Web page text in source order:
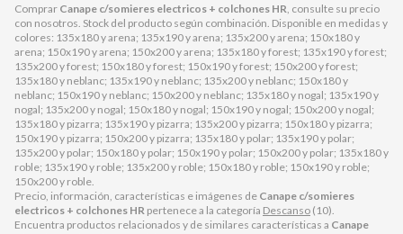
Comprar Canape c/somieres electricos + colchones HR , consulte su precio
con nosotros. Stock del producto según combinación. Disponible en medidas y
colores: 135x180 y arena; 135x190 y arena; 135x200 y arena; 150x180 y
arena; 150x190 y arena; 150x200 y arena; 135x180 y forest; 135x190 y forest;
135x200 y forest; 150x180 y forest; 150x190 y forest; 150x200 y forest;
135x180 y neblanc; 135x190 y neblanc; 135x200 y neblanc; 150x180 y
neblanc; 150x190 y neblanc; 150x200 y neblanc; 135x180 y nogal; 135x190 y
nogal; 135x200 y nogal; 150x180 y nogal; 150x190 y nogal; 150x200 y nogal;
135x180 y pizarra; 135x190 y pizarra; 135x200 y pizarra; 150x180 y pizarra;
150x190 y pizarra; 150x200 y pizarra; 135x180 y polar; 135x190 y polar;
135x200 y polar; 150x180 y polar; 150x190 y polar; 150x200 y polar; 135x180 y
roble; 135x190 y roble; 135x200 y roble; 150x180 y roble; 150x190 y roble;
150x200 y roble.
Precio, información, características e imágenes de Canape c/somieres
electricos + colchones HR pertenece a la categoría Descanso (10).
Encuentra productos relacionados y de similares características a Canape